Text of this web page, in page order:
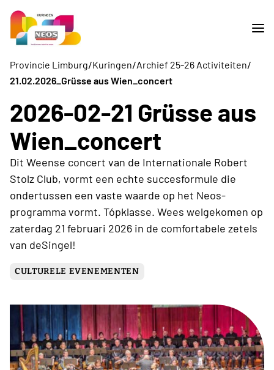
Provincie Limburg/Kuringen/Archief 25-26 Activiteiten/
21.02.2026_Grüsse aus Wien_concert
2026-02-21 Grüsse aus
Wien_concert
Dit Weense concert van de Internationale Robert
Stolz Club, vormt een echte succesformule die
ondertussen een vaste waarde op het Neos-
programma vormt. Tópklasse. Wees welgekomen op
zaterdag 21 februari 2026 in de comfortabele zetels
van deSingel!
CULTURELE EVENEMENTEN